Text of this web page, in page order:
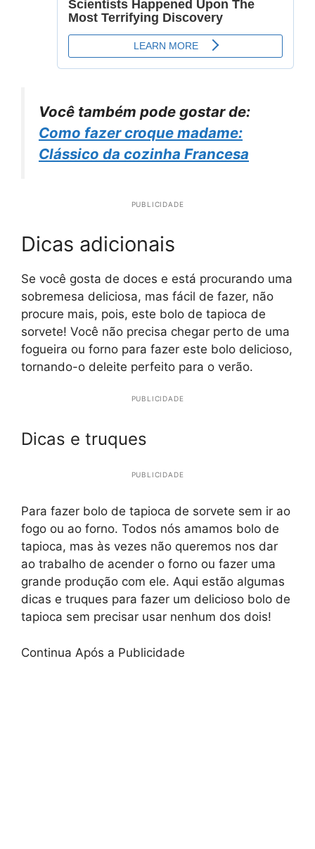
Você também pode gostar de:
Como fazer croque madame:
Clássico da cozinha Francesa
PUBLICIDADE
Dicas adicionais
Se você gosta de doces e está procurando uma
sobremesa deliciosa, mas fácil de fazer, não
procure mais, pois, este bolo de tapioca de
sorvete! Você não precisa chegar perto de uma
fogueira ou forno para fazer este bolo delicioso,
tornando-o deleite perfeito para o verão.
PUBLICIDADE
Dicas e truques
PUBLICIDADE
Para fazer bolo de tapioca de sorvete sem ir ao
fogo ou ao forno. Todos nós amamos bolo de
tapioca, mas às vezes não queremos nos dar
ao trabalho de acender o forno ou fazer uma
grande produção com ele. Aqui estão algumas
dicas e truques para fazer um delicioso bolo de
tapioca sem precisar usar nenhum dos dois!
Continua Após a Publicidade